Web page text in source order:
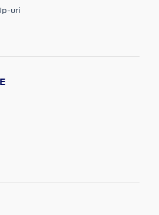
uri